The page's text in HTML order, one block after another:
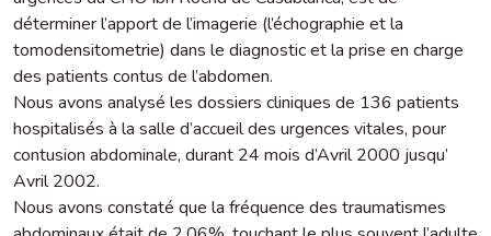
déterminer l’apport de l’imagerie (l’échographie et la
tomodensitometrie) dans le diagnostic et la prise en charge
des patients contus de l’abdomen.
Nous avons analysé les dossiers cliniques de 136 patients
hospitalisés à la salle d’accueil des urgences vitales, pour
contusion abdominale, durant 24 mois d’Avril 2000 jusqu’
Avril 2002.
Nous avons constaté que la fréquence des traumatismes